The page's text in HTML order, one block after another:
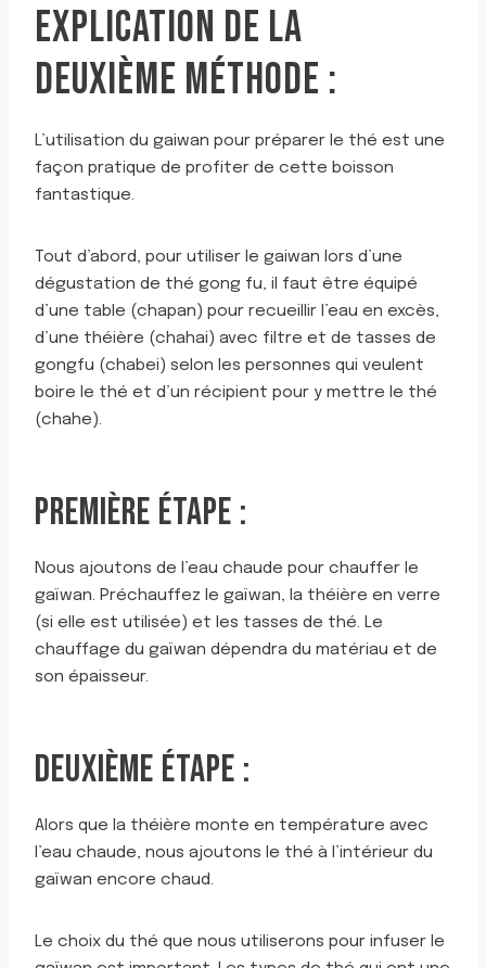
EXPLICATION DE LA
DEUXIÈME MÉTHODE :
L’utilisation du gaiwan pour préparer le thé est une
façon pratique de profiter de cette boisson
fantastique.
Tout d’abord, pour utiliser le gaiwan lors d’une
dégustation de thé gong fu, il faut être équipé
d’une table (chapan) pour recueillir l’eau en excès,
d’une théière (chahai) avec filtre et de tasses de
gongfu (chabei) selon les personnes qui veulent
boire le thé et d’un récipient pour y mettre le thé
(chahe).
PREMIÈRE ÉTAPE :
Nous ajoutons de l’eau chaude pour chauffer le
gaïwan. Préchauffez le gaïwan, la théière en verre
(si elle est utilisée) et les tasses de thé. Le
chauffage du gaïwan dépendra du matériau et de
son épaisseur.
DEUXIÈME ÉTAPE :
Alors que la théière monte en température avec
l’eau chaude, nous ajoutons le thé à l’intérieur du
gaïwan encore chaud.
Le choix du thé que nous utiliserons pour infuser le